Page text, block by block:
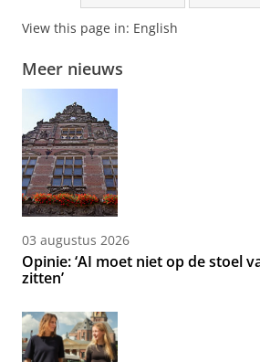
View this page in: English
Meer nieuws
03 augustus 2026
Opinie: ‘AI moet niet op de stoel
zitten’